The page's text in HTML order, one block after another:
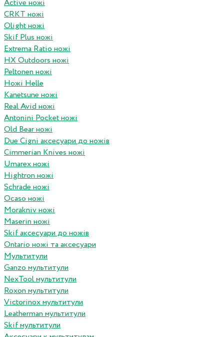
Active ножі
CRKT ножі
Olight ножі
Skif Plus ножі
Extrema Ratio ножі
HX Outdoors ножі
Peltonen ножі
Ножі Helle
Kanetsune ножі
Real Avid ножі
Antonini Pocket ножі
Old Bear ножі
Due Cigni аксесуари до ножів
Cimmerian Knives ножі
Umarex ножі
Hightron ножі
Schrade ножі
Ocaso ножі
Morakniv ножі
Maserin ножі
Skif аксесуари до ножів
Ontario ножі та аксесуари
Мультитули
Ganzo мультитули
NexTool мультитули
Roxon мультитули
Victorinox мультитули
Leatherman мультитули
Skif мультитули